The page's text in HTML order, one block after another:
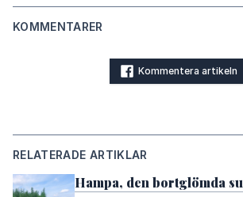
KOMMENTARER
Kommentera artikeln
RELATERADE ARTIKLAR
Hampa, den bortglömda